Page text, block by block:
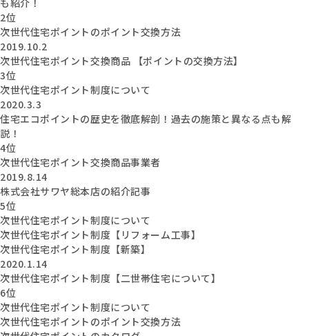
も紹介！
2位
次世代住宅ポイントのポイント交換方法
2019.10.2
次世代住宅ポイント交換商品 【ポイントの交換方法】
3位
次世代住宅ポイント制度について
2020.3.3
住宅エコポイントの歴史を徹底解剖！過去の施策と異なる点も解
説！
4位
次世代住宅ポイント交換商品事業者
2019.8.14
株式会社サワヤ総本店の紹介記事
5位
次世代住宅ポイント制度について
次世代住宅ポイント制度【リフォーム工事】
次世代住宅ポイント制度【新築】
2020.1.14
次世代住宅ポイント制度【二世帯住宅について】
6位
次世代住宅ポイント制度について
次世代住宅ポイントのポイント交換方法